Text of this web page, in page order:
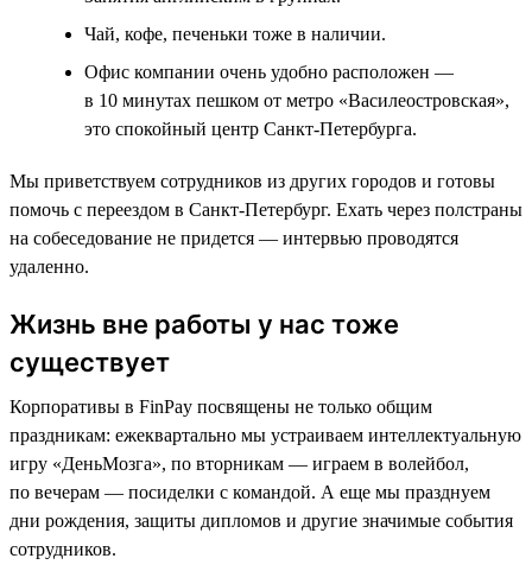
Чай, кофе, печеньки тоже в наличии.
Офис компании очень удобно расположен —
в 10 минутах пешком от метро «Василеостровская»,
это спокойный центр Санкт-Петербурга.
Мы приветствуем сотрудников из других городов и готовы
помочь с переездом в Санкт-Петербург. Ехать через полстраны
на собеседование не придется — интервью проводятся
удаленно.
Жизнь вне работы у нас тоже
существует
Корпоративы в FinPay посвящены не только общим
праздникам: ежеквартально мы устраиваем интеллектуальную
игру «ДеньМозга», по вторникам — играем в волейбол,
по вечерам — посиделки с командой. А еще мы празднуем
дни рождения, защиты дипломов и другие значимые события
сотрудников.